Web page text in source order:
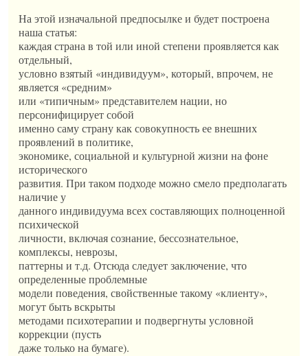
На этой изначальной предпосылке и будет построена
наша статья:
каждая страна в той или иной степени проявляется как
отдельный,
условно взятый «индивидуум», который, впрочем, не
является «средним»
или «типичным» представителем нации, но
персонифицирует собой
именно саму страну как совокупность ее внешних
проявлений в политике,
экономике, социальной и культурной жизни на фоне
исторического
развития. При таком подходе можно смело предполагать
наличие у
данного индивидуума всех составляющих полноценной
психической
личности, включая сознание, бессознательное,
комплексы, неврозы,
паттерны и т.д. Отсюда следует заключение, что
определенные проблемные
модели поведения, свойственные такому «клиенту»,
могут быть вскрыты
методами психотерапии и подвергнуты условной
коррекции (пусть
даже только на бумаге).